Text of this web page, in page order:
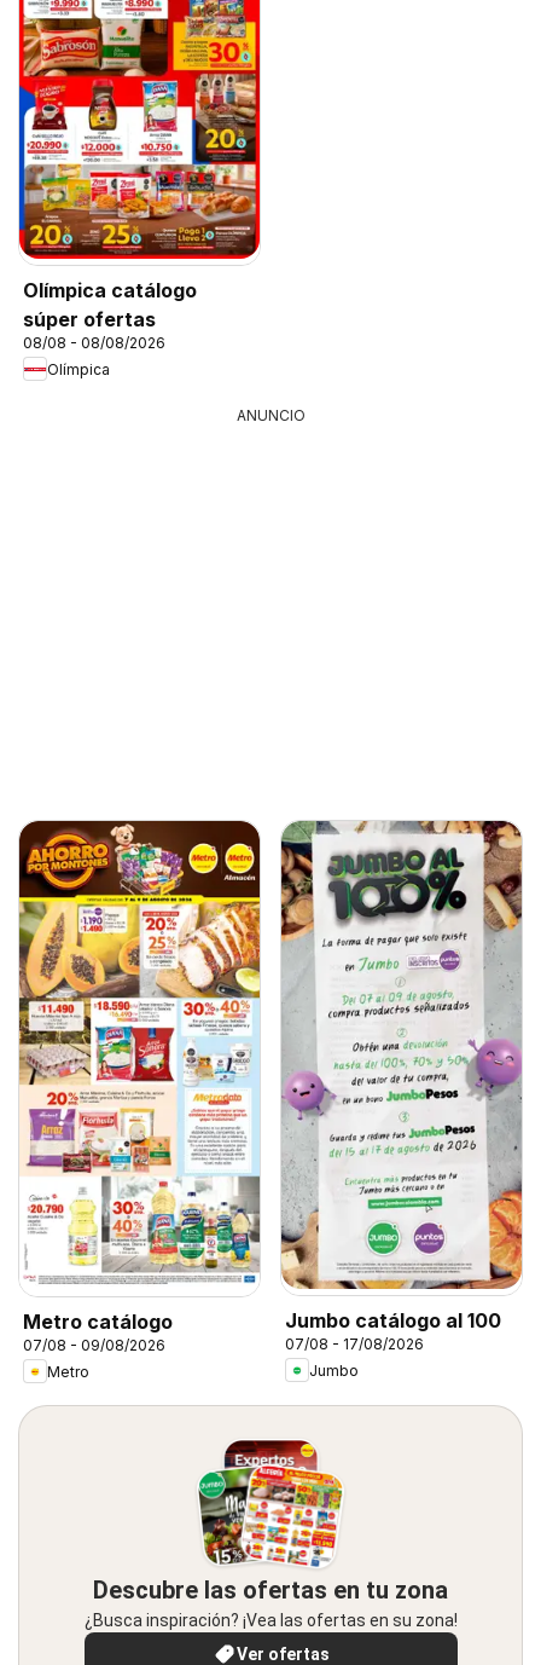
Olímpica catálogo
súper ofertas
08/08 - 08/08/2026
Olímpica
ANUNCIO
Metro catálogo
07/08 - 09/08/2026
Metro
Jumbo catálogo al 100
07/08 - 17/08/2026
Jumbo
Descubre las ofertas en tu zona
¿Busca inspiración? ¡Vea las ofertas en su zona!
Ver ofertas